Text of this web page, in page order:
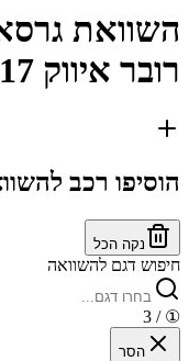
השוואת
רובר איווק 2017
הוסיפו רכב
נקה הכל
חיפוש דגם להשוואה
①
/ 3
הסר